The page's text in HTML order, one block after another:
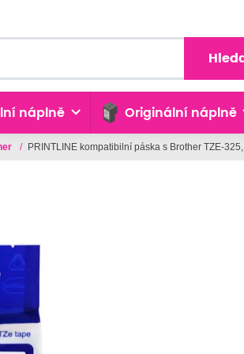
náplně Originální náplně
/ PRINTLINE kompatibilní páska s Brother TZE-